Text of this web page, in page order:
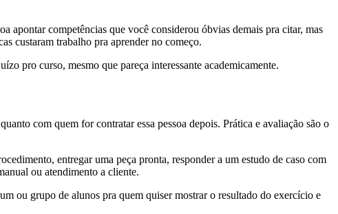
apontar competências que você considerou óbvias demais pra citar, mas
custaram trabalho pra aprender no começo.
pro curso, mesmo que pareça interessante academicamente.
com quem for contratar essa pessoa depois. Prática e avaliação são o
entregar uma peça pronta, responder a um estudo de caso com
ou atendimento a cliente.
ou grupo de alunos pra quem quiser mostrar o resultado do exercício e